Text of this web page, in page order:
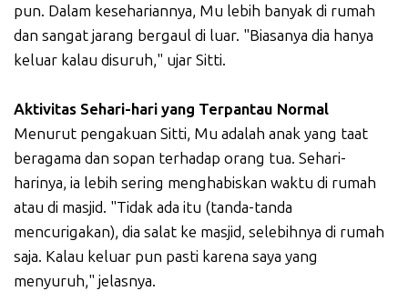
pun. Dalam kesehariannya, Mu lebih banyak di rumah
dan sangat jarang bergaul di luar. "Biasanya dia hanya
keluar kalau disuruh," ujar Sitti.
Aktivitas Sehari-hari yang Terpantau Normal
Menurut pengakuan Sitti, Mu adalah anak yang taat
beragama dan sopan terhadap orang tua. Sehari-
harinya, ia lebih sering menghabiskan waktu di rumah
atau di masjid. "Tidak ada itu (tanda-tanda
mencurigakan), dia salat ke masjid, selebihnya di rumah
saja. Kalau keluar pun pasti karena saya yang
menyuruh," jelasnya.